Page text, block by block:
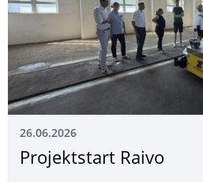
26.06.2026
Projektstart Raivo